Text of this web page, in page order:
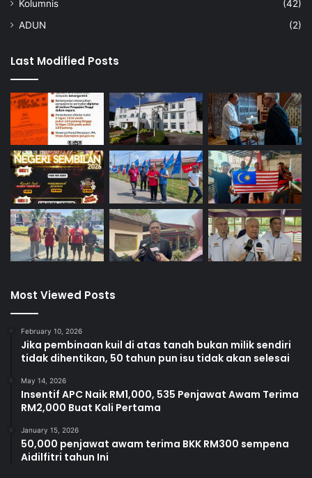
Kolumnis
(42)
ADUN
(2)
Last Modified Posts
Most Viewed Posts
February 10, 2026
Jika pembinaan kuil di atas tanah bukan milik sendiri
tidak dihentikan, 50 tahun pun isu tidak akan selesai
May 14, 2026
Insentif APC Naik RM1,000, 535 Penjawat Awam Terima
RM2,000 Buat Kali Pertama
January 15, 2026
50,000 penjawat awam terima BKK RM300 sempena
Aidilfitri tahun Ini